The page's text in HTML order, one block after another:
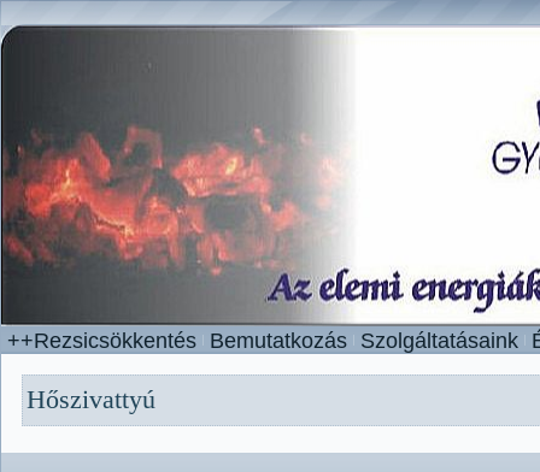
++Rezsicsökkentés Bemutatkozás Szolgáltatásaink
Hőszivattyú